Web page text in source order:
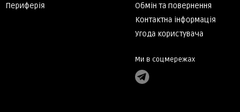
Периферія
Обмін та повернення
Контактна інформація
Угода користувача
Ми в соцмережах